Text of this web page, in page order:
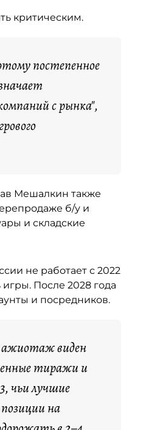
критическим.
постепенное
с рынка",
Мешалкин также
б/у и
и складские
не работает с 2022
После 2028 года
и посредников.
ажиотаж виден
тиражи и
чьи лучшие
на